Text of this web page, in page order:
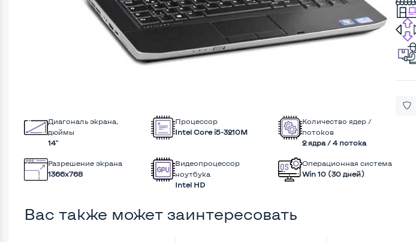
Диагональ экрана,
дюймы
14"
Процессор
Intel Core i5-3210M
Количество ядер /
потоков
2 ядра / 4 потока
Разрешение экрана
1366x768
Видеопроцессор
ноутбука
Intel HD
Операционная система
Win 10 (30 дней)
Вас также может заинтересовать